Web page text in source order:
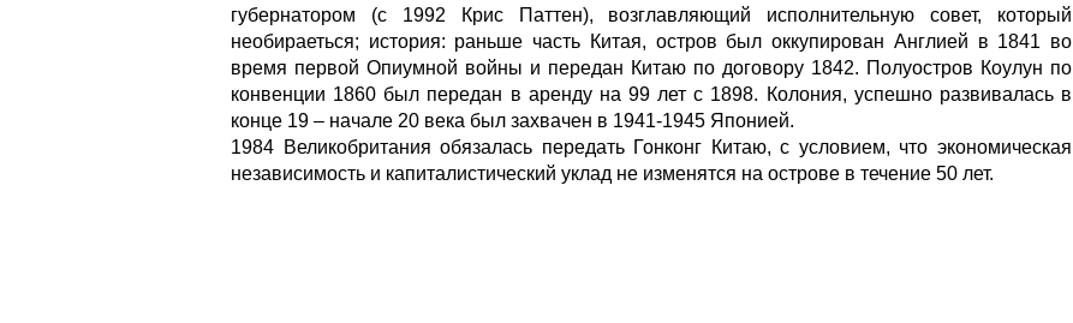
губернатором (с 1992 Крис Паттен), возглавляющий исполнительную совет, который
необираеться; история: раньше часть Китая, остров был оккупирован Англией в 1841 во
время первой Опиумной войны и передан Китаю по договору 1842. Полуостров Коулун по
конвенции 1860 был передан в аренду на 99 лет с 1898. Колония, успешно развивалась в
конце 19 – начале 20 века был захвачен в 1941-1945 Японией.
1984 Великобритания обязалась передать Гонконг Китаю, с условием, что экономическая
независимость и капиталистический уклад не изменятся на острове в течение 50 лет.